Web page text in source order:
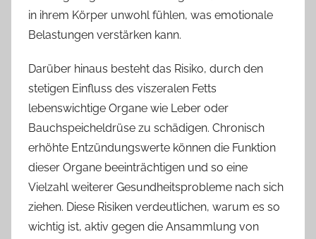
in ihrem Körper unwohl fühlen, was emotionale
Belastungen verstärken kann.
Darüber hinaus besteht das Risiko, durch den
stetigen Einfluss des viszeralen Fetts
lebenswichtige Organe wie Leber oder
Bauchspeicheldrüse zu schädigen. Chronisch
erhöhte Entzündungswerte können die Funktion
dieser Organe beeinträchtigen und so eine
Vielzahl weiterer Gesundheitsprobleme nach sich
ziehen. Diese Risiken verdeutlichen, warum es so
wichtig ist, aktiv gegen die Ansammlung von